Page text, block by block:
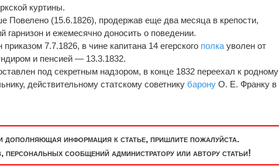
куртины.
Повелено (15.6.1826), продержав еще два месяца в крепости,
гарнизон и ежемесячно доносить о поведении.
7.7.1826, в чине капитана 14 егерского полка уволен от
и пенсией — 13.3.1832.
под секретным надзором, в конце 1832 переехал к родному
действительному статскому советнику барону О. Е. Франку в
дополняющая информация к статье, пришлите пожалуйста.
сообщений администратору или автору статьи!